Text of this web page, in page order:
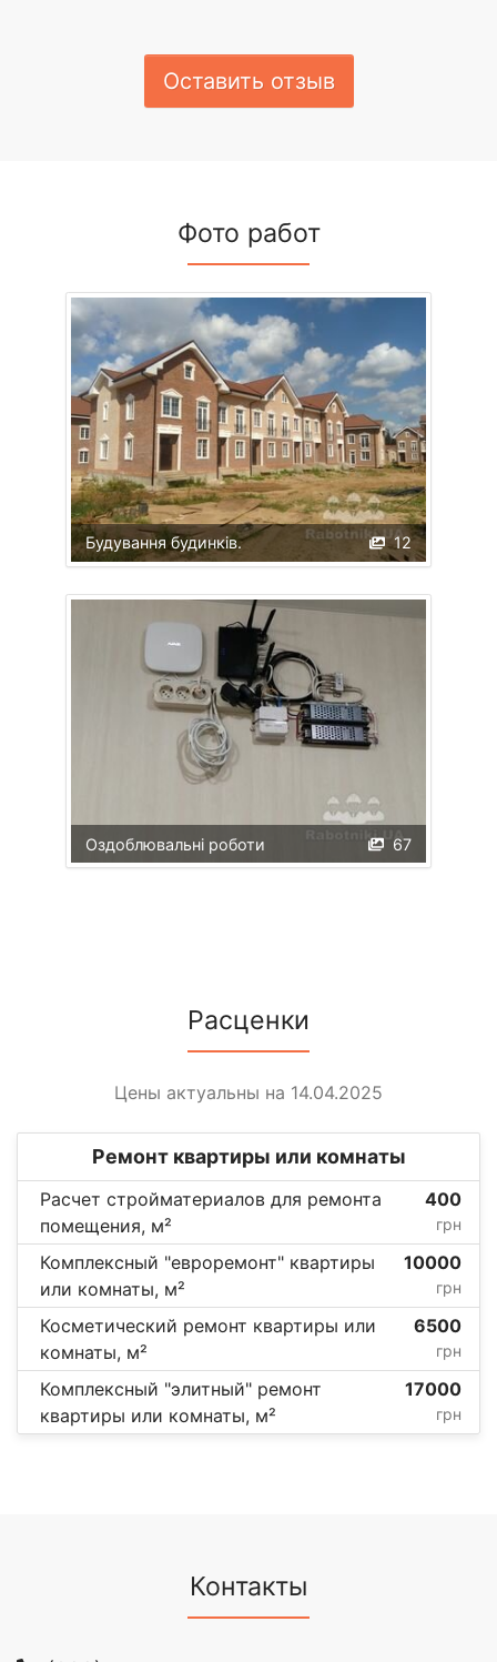
Оставить отзыв
Фото работ
12
Будування будинків.
67
Оздоблювальні роботи
Расценки
Цены актуальны на 14.04.2025
Ремонт квартиры или комнаты
Расчет стройматериалов для ремонта
помещения, м²
400
грн
Комплексный "евроремонт" квартиры
или комнаты, м²
10000
грн
Косметический ремонт квартиры или
комнаты, м²
6500
грн
Комплексный "элитный" ремонт
квартиры или комнаты, м²
17000
грн
Контакты